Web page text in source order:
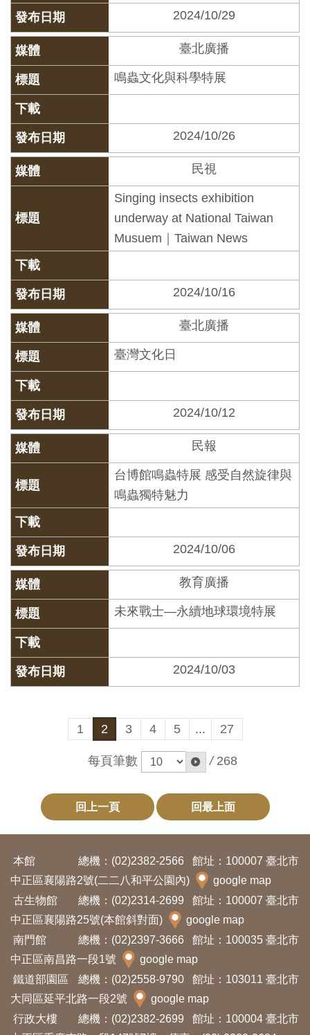
安
全
宣
告
資
料
開
放
宣
作
權
聲
明
回
首
頁
友
善
措
服
務
網
站
導
覽
En
glis
日
本
2024/10/29
臺北廣播
鳴蟲文化與科學特展
2024/10/26
民視
Singing insects exhibition
underway at National Taiwan
Musuem｜Taiwan News
2024/10/16
臺北廣播
臺灣文化日
2024/10/12
民報
台博館鳴蟲特展 感受自然旋律與
鳴蟲獨特魅力
2024/10/06
教育廣播
未來戰士—永續地球環境特展
2024/10/03
1 2 3 4 5 ... 27
每頁筆數 / 268
回上一頁 回最上面
本館 總機：(02)2382-2566
館址：100007 臺北市
中正區襄陽路2號(二二八和平公園內)
google map
古生物館
總機：(02)2314-2699
館址：100007 臺北市
中正區襄陽路25號(本館斜對面)
google map
南門館
總機：(02)2397-3666
館址：100035 臺北市
中正區南昌路一段1號
google map
鐵道部園區
總機：(02)2558-9790
館址：103011 臺北市
大同區延平北路一段2號
google map
行政大樓
總機：(02)2382-2699
館址：100004 臺北市